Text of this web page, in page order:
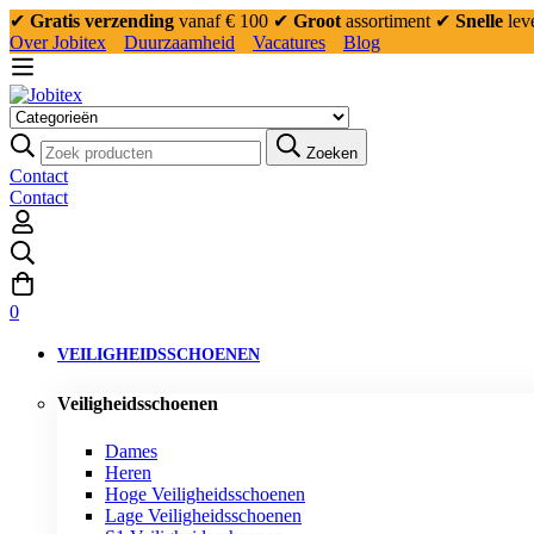
✔ Gratis verzending vanaf € 100 ✔ Groot assortiment ✔ Snelle
Over Jobitex
Duurzaamheid Vacatures Blog
Zoeken:
Zoeken
Contact
Contact
0
VEILIGHEIDSSCHOENEN
Veiligheidsschoenen
Dames
Heren
Hoge Veiligheidsschoenen
Lage Veiligheidsschoenen